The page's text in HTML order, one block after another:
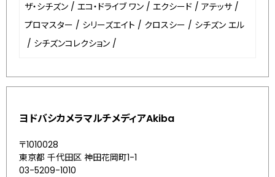
ザ・シチズン / エコ・ドライブ ワン / エクシード / アテッサ /
プロマスター / シリーズエイト / クロスシー / シチズン エル
/ シチズンコレクション /
ヨドバシカメラマルチメディアAkiba
〒1010028
東京都 千代田区 神田花岡町1-1
03-5209-1010